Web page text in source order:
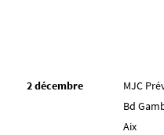
2 décembre
MJC
Bd
Aix